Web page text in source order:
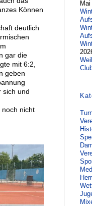
Können
deutlich
gar die
mit 6:2,
geben
sich und
noch nicht